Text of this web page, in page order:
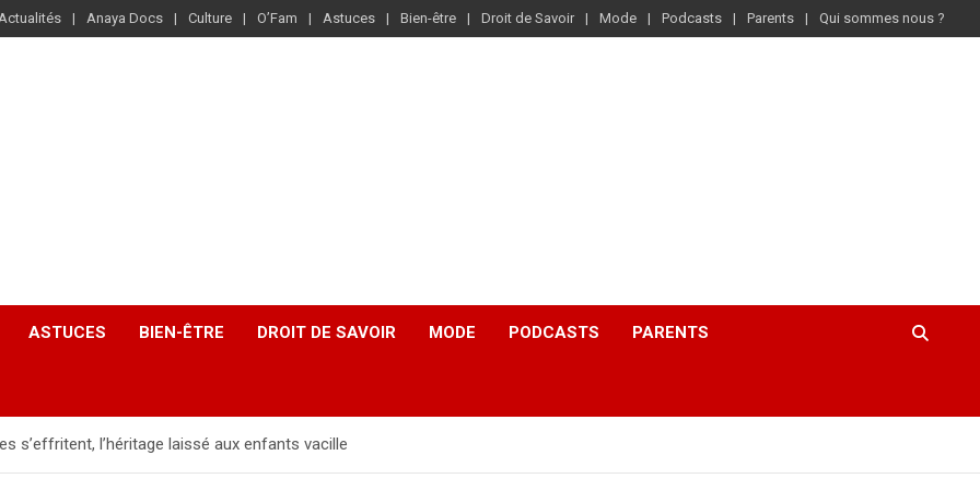
Anaya Docs Culture O’Fam Astuces Bien-être Droit de Savoir Mode Podcasts Parents Qui sommes nous ?
ASTUCES BIEN-ÊTRE DROIT DE SAVOIR MODE PODCASTS PARENTS
s’effritent, l’héritage laissé aux enfants vacille